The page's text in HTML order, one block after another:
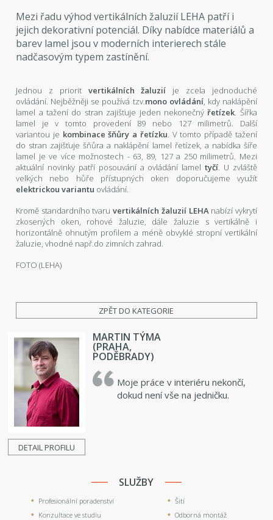
Mezi řadu výhod vertikálních žaluzií LEHA patří i
jejich dekorativní potenciál. Díky nabídce materiálů a
barev lamel jsou v moderních interierech stále
nadčasovým typem zastínění.
Jednou z priorit vertikálních žaluzií je zcela jednoduché
ovládání. Nejběžněji se používá tzv.mono ovládání, kdy naklápění
lamel a tažení do stran zajišťuje jeden nekonečný řetízek. Šířka
lamel je v tomto provedení 89 nebo 127 milimetrů. Další
variantou je kombinace šňůry a řetízku. V tomto případě tažení
do stran zajišťuje šňůra a naklápění lamel řetízek, a nabídka šíře
lamel je ve více možnostech - 63, 89, 127 a 250 milimetrů. Mezi
aktuální novinky patří posouvání a ovládání lameltyčí. U zvláště
velkých nebo hůře přístupných oken doporučujeme využít
elektrickou variantu ovládání.
Kromě standardního tvaruvertikálních žaluzií LEHAnabízí vykrytí
zkosených oken, rohové žaluzie, dále žaluzie s vertikálně i
horizontálně ohnutým profilem a méně obvyklé stropní vertikální
žaluzie, vhodné např.do zimních zahrad.
FOTO (LEHA)
ZPĚT DO KATEGORIE
DETAIL PROFILU
MARTIN TÝMA
(PRAHA,
PODĚBRADY)
Moje práce v interiéru nekončí,
dokud není vše na jedničku.
SLUŽBY
Profesionální poradenství
Konzultace ve studiu
Šití
Odborná montáž